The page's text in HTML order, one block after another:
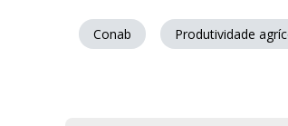
Conab Produtividade